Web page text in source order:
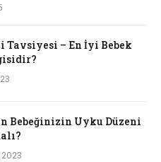
Tavsiyesi – En İyi Bebek
Bebeğinizin Uyku Düzeni